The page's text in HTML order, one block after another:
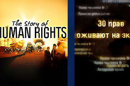
СМОТРЕТЬ СМОТРЕТЬ